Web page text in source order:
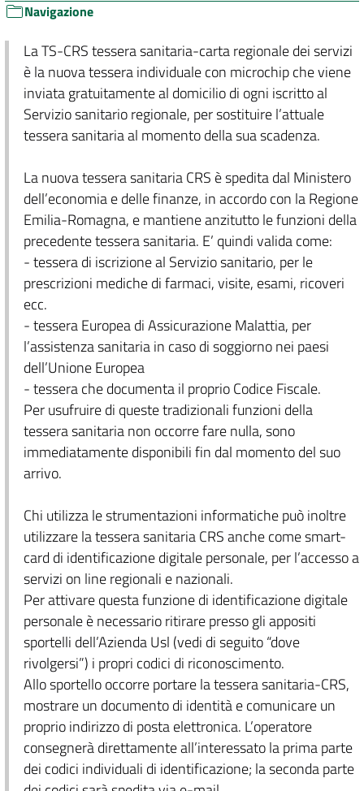
Navigazione
La TS-CRS tessera sanitaria-carta regionale dei servizi
è la nuova tessera individuale con microchip che viene
inviata gratuitamente al domicilio di ogni iscritto al
Servizio sanitario regionale, per sostituire l’attuale
tessera sanitaria al momento della sua scadenza.
La nuova tessera sanitaria CRS è spedita dal Ministero
dell’economia e delle finanze, in accordo con la Regione
Emilia-Romagna, e mantiene anzitutto le funzioni della
precedente tessera sanitaria. E’ quindi valida come:
- tessera di iscrizione al Servizio sanitario, per le
prescrizioni mediche di farmaci, visite, esami, ricoveri
ecc.
- tessera Europea di Assicurazione Malattia, per
l’assistenza sanitaria in caso di soggiorno nei paesi
dell’Unione Europea
- tessera che documenta il proprio Codice Fiscale.
Per usufruire di queste tradizionali funzioni della
tessera sanitaria non occorre fare nulla, sono
immediatamente disponibili fin dal momento del suo
arrivo.
Chi utilizza le strumentazioni informatiche può inoltre
utilizzare la tessera sanitaria CRS anche come smart-
card di identificazione digitale personale, per l’accesso a
servizi on line regionali e nazionali.
Per attivare questa funzione di identificazione digitale
personale è necessario ritirare presso gli appositi
sportelli dell’Azienda Usl (vedi di seguito “dove
rivolgersi”) i propri codici di riconoscimento.
Allo sportello occorre portare la tessera sanitaria-CRS,
mostrare un documento di identità e comunicare un
proprio indirizzo di posta elettronica. L’operatore
consegnerà direttamente all’interessato la prima parte
dei codici individuali di identificazione; la seconda parte